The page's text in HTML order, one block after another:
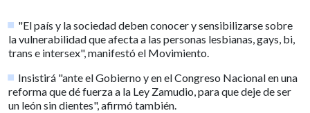
"El país y la sociedad deben conocer y sensibilizarse sobre
la vulnerabilidad que afecta a las personas lesbianas, gays, bi,
trans e intersex", manifestó el Movimiento.
Insistirá "ante el Gobierno y en el Congreso Nacional en una
reforma que dé fuerza a la Ley Zamudio, para que deje de ser
un león sin dientes", afirmó también.